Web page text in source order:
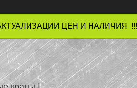
ЦЕН И НАЛИЧИЯ !!!